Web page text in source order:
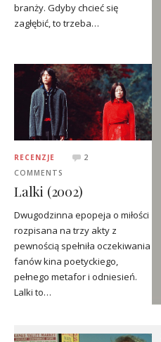
branży. Gdyby chcieć się
zagłębić, to trzeba…
RECENZJE
2
COMMENTS
Lalki (2002)
Dwugodzinna epopeja o miłości
rozpisana na trzy akty z
pewnością spełniła oczekiwania
fanów kina poetyckiego,
pełnego metafor i odniesień.
Lalki to…